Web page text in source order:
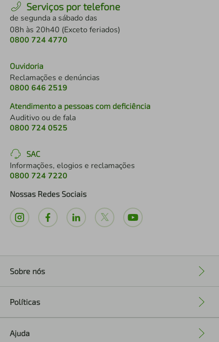
Serviços por telefone
de segunda a sábado das
08h às 20h40 (Exceto feriados)
0800 724 4770
Ouvidoria
Reclamações e denúncias
0800 646 2519
Atendimento a pessoas com deficiência
Auditivo ou de fala
0800 724 0525
SAC
Informações, elogios e reclamações
0800 724 7220
Nossas Redes Sociais
Sobre nós
Políticas
Ajuda